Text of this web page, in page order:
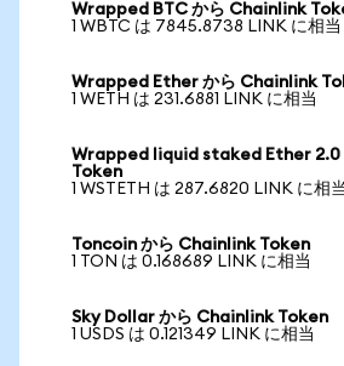
Wrapped BTC から Chainlink
1 WBTC は 7845.8738 LINK に相当
Wrapped Ether から Chainlink
1 WETH は 231.6881 LINK に相当
Wrapped liquid staked Ether 2.0
Token
1 WSTETH は 287.6820 LINK に相当
Toncoin から Chainlink Token
1 TON は 0.168689 LINK に相当
Sky Dollar から Chainlink Token
1 USDS は 0.121349 LINK に相当